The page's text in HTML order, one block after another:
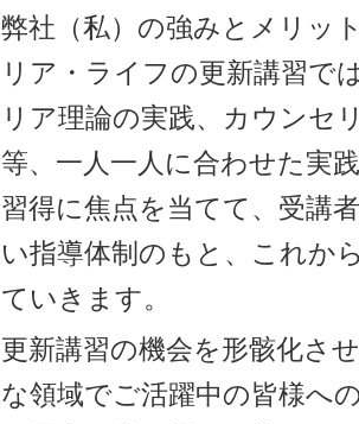
弊社（私）の強みとメリッ
リア・ライフの更新講習で
リア理論の実践、カウンセ
等、一人一人に合わせた実
習得に焦点を当てて、受講
い指導体制のもと、これか
ていきます。
更新講習の機会を形骸化さ
な領域でご活躍中の皆様へ